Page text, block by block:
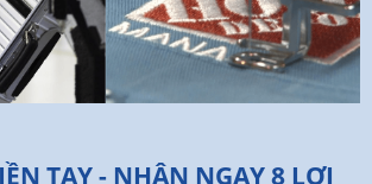
TAY - NHẬN NGAY 8 LỢI